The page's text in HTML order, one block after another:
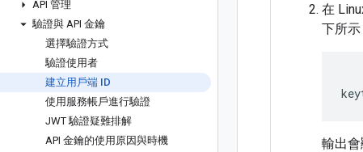
API 管理
驗證與 API 金鑰
選擇驗證方式
驗證使用者
建立用戶端 ID
使用服務帳戶進行驗證
JWT 驗證疑難排解
API 金鑰的使用原因與時機
在
下所示
輸出會